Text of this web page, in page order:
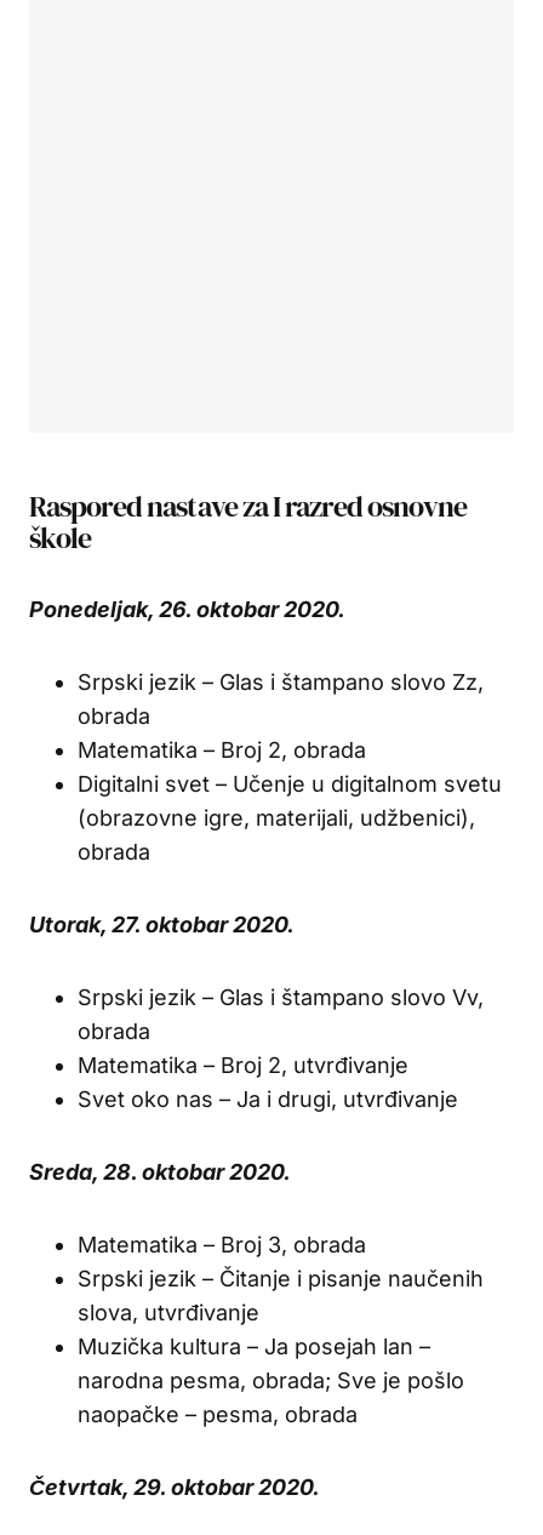
Raspored nastave za I razred osnovne
škole
Ponedeljak, 26. oktobar 2020.
Srpski jezik – Glas i štampano slovo Zz,
obrada
Matematika – Broj 2, obrada
Digitalni svet – Učenje u digitalnom svetu
(obrazovne igre, materijali, udžbenici),
obrada
Utorak, 27. oktobar 2020.
Srpski jezik – Glas i štampano slovo Vv,
obrada
Matematika – Broj 2, utvrđivanje
Svet oko nas – Ja i drugi, utvrđivanje
Sreda, 28. oktobar 2020.
Matematika – Broj 3, obrada
Srpski jezik – Čitanje i pisanje naučenih
slova, utvrđivanje
Muzička kultura – Ja posejah lan –
narodna pesma, obrada; Sve je pošlo
naopačke – pesma, obrada
Četvrtak, 29. oktobar 2020.